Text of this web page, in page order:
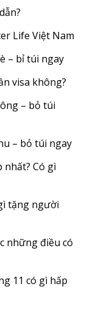
Life Việt Nam
– bỉ túi ngay
visa không?
– bỏ túi
– bỏ túi ngay
nhất? Có gì
tặng người
những điều có
11 có gì hấp